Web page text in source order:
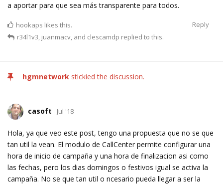
a aportar para que sea más transparente para todos.
Reply
hookaps likes this.
r34l1v3, juanmacv, and clescamdp replied to this.
hgmnetwork stickied the discussion.
casoft Jul '18
Hola, ya que veo este post, tengo una propuesta que no se que
tan util la vean. El modulo de CallCenter permite configurar una
hora de inicio de campaña y una hora de finalizacion asi como
las fechas, pero los dias domingos o festivos igual se activa la
campaña. No se que tan util o ncesario pueda llegar a ser la